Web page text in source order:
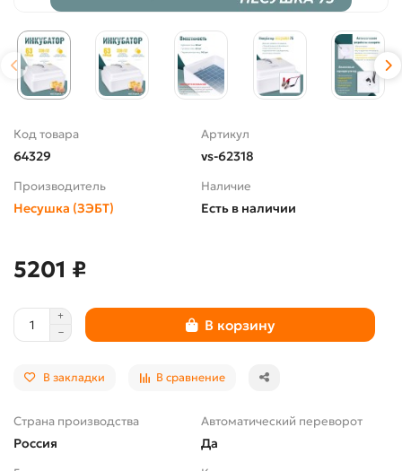
Код товара
64329
Артикул
vs-62318
Производитель
Несушка (ЗЭБТ)
Наличие
Есть в наличии
5201 ₽
В корзину
В закладки В сравнение
Страна производства
Россия
Автоматический переворот
Да